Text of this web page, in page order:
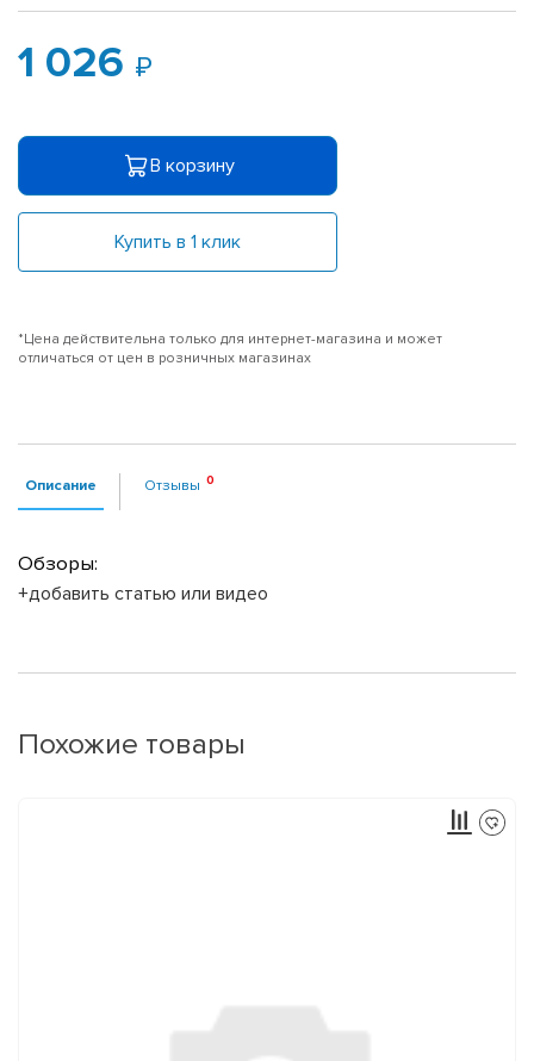
1 026
В корзину
Купить в 1 клик
*Цена действительна только для интернет-магазина и может
отличаться от цен в розничных магазинах
Описание Отзывы
Обзоры:
+добавить статью или видео
Похожие товары